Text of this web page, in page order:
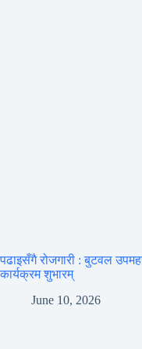
पढाइसँगै रोजगारी : बुटवल
कार्यक्रम शुभारम्
June 10, 2026